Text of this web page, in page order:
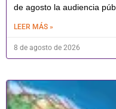
de agosto la audiencia
LEER MÁS »
8 de agosto de 2026